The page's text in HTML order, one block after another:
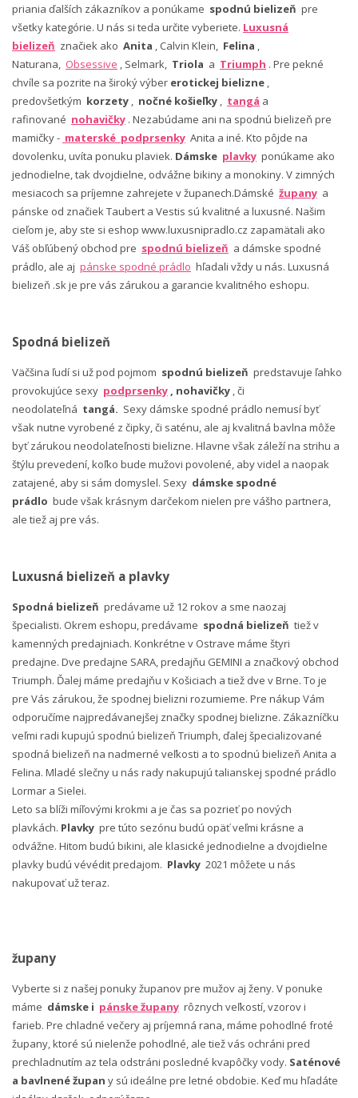
priania ďalších zákazníkov a ponúkame spodnú bielizeň pre
všetky kategórie. U nás si teda určite vyberiete. Luxusná
bielizeň značiek ako Anita , Calvin Klein, Felina ,
Naturana, Obsessive , Selmark, Triola a Triumph . Pre pekné
chvíle sa pozrite na široký výber erotickej bielizne ,
predovšetkým korzety , nočné košieľky , tangá a
rafinované nohavičky . Nezabúdame ani na spodnú bielizeň pre
mamičky - materské podprsenky Anita a iné. Kto pôjde na
dovolenku, uvíta ponuku plaviek. Dámske plavky ponúkame ako
jednodielne, tak dvojdielne, odvážne bikiny a monokiny. V zimných
mesiacoch sa príjemne zahrejete v županech.Dámské župany a
pánske od značiek Taubert a Vestis sú kvalitné a luxusné. Našim
cieľom je, aby ste si eshop www.luxusnipradlo.cz zapamätali ako
Váš obľúbený obchod pre spodnú bielizeň a dámske spodné
prádlo, ale aj pánske spodné prádlo hľadali vždy u nás. Luxusná
bielizeň .sk je pre vás zárukou a garancie kvalitného eshopu.
Spodná bielizeň
Väčšina ľudí si už pod pojmom spodnú bielizeň predstavuje ľahko
provokujúce sexy podprsenky , nohavičky , či
neodolateľná tangá. Sexy dámske spodné prádlo nemusí byť
však nutne vyrobené z čipky, či saténu, ale aj kvalitná bavlna môže
byť zárukou neodolateľnosti bielizne. Hlavne však záleží na strihu a
štýlu prevedení, koľko bude mužovi povolené, aby videl a naopak
zatajené, aby si sám domyslel. Sexy dámske spodné
prádlo bude však krásnym darčekom nielen pre vášho partnera,
ale tiež aj pre vás.
Luxusná bielizeň a plavky
Spodná bielizeň predávame už 12 rokov a sme naozaj
špecialisti. Okrem eshopu, predávame spodná bielizeň tiež v
kamenných predajniach. Konkrétne v Ostrave máme štyri
predajne. Dve predajne SARA, predajňu GEMINI a značkový obchod
Triumph. Ďalej máme predajňu v Košiciach a tiež dve v Brne. To je
pre Vás zárukou, že spodnej bielizni rozumieme. Pre nákup Vám
odporučíme najpredávanejšej značky spodnej bielizne. Zákazníčku
veľmi radi kupujú spodnú bielizeň Triumph, ďalej špecializované
spodná bielizeň na nadmerné veľkosti a to spodnú bielizeň Anita a
Felina. Mladé slečny u nás rady nakupujú talianskej spodné prádlo
Lormar a Sielei.
Leto sa blíži míľovými krokmi a je čas sa pozrieť po nových
plavkách. Plavky pre túto sezónu budú opäť veľmi krásne a
odvážne. Hitom budú bikini, ale klasické jednodielne a dvojdielne
plavky budú vévédit predajom. Plavky 2021 môžete u nás
nakupovať už teraz.
župany
Vyberte si z našej ponuky županov pre mužov aj ženy. V ponuke
máme dámske i pánske župany rôznych veľkostí, vzorov i
farieb. Pre chladné večery aj príjemná rana, máme pohodlné froté
župany, ktoré sú nielenže pohodlné, ale tiež vás ochráni pred
prechladnutím az tela odstráni posledné kvapôčky vody. Saténové
a bavlnené župan y sú ideálne pre letné obdobie. Keď mu hľadáte